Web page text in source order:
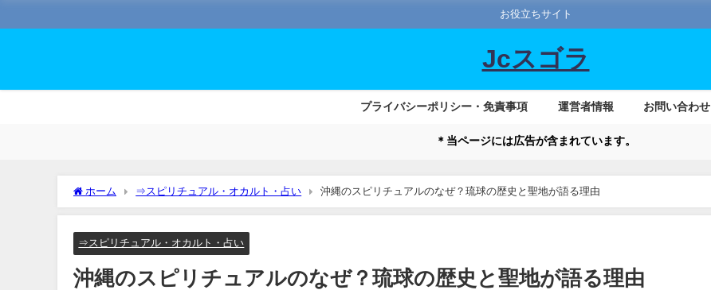
お役立ちサイト
Jcスゴラ
プライバシーポリシー・免責事項 運営者情報 お問い合わせ
＊当ページには広告が含まれています。
ホーム ⇒スピリチュアル・オカルト・占い 沖縄のスピリチュアルのなぜ？琉球の歴史と聖地が語る理由
⇒スピリチュアル・オカルト・占い
沖縄のスピリチュアルのなぜ？琉球の歴史と聖地が語る理由